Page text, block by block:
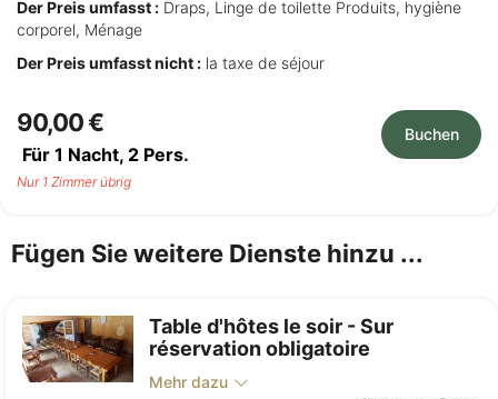
Der Preis umfasst : Draps, Linge de toilette Produits, hygiène
corporel, Ménage
Der Preis umfasst nicht : la taxe de séjour
90,00 €
Für 1 Nacht, 2 Pers.
Buchen
Nur 1 Zimmer übrig
Fügen Sie weitere Dienste hinzu ...
Table d'hôtes le soir - Sur
réservation obligatoire
Mehr dazu